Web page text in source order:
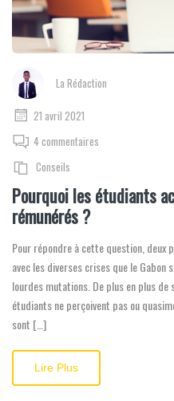
La Rédaction
21 avril 2021
4 commentaires
Conseils
Pourquoi les étudiants
rémunérés ?
Pour répondre à cette question, deux
avec les diverses crises que le
lourdes mutations. De plus en plus
étudiants ne perçoivent pas ou
sont […]
Lire Plus